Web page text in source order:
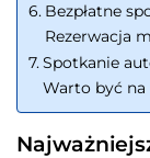
Bezpłatne
Rezerwacja
Spotkanie
Warto być na